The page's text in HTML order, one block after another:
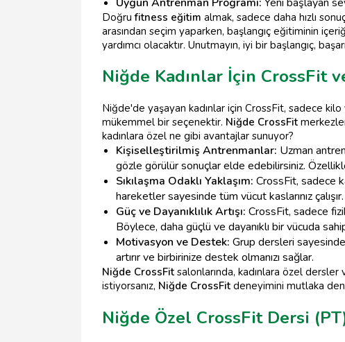
Doğrufitness eğitim almak, sadece daha hızlı
arasından seçim yaparken, başlangıç eğitiminin
yardımcı olacaktır. Unutmayın, iyi bir başlangıç,
Niğde Kadınlar İçin CrossFit
Niğde'de yaşayan kadınlar için CrossFit, sadece kilo
mükemmel bir seçenektir. Niğde CrossFit
kadınlara özel ne gibi avantajlar sunuyor?
Kişiselleştirilmiş Antrenmanlar: Uzman
gözle görülür sonuçlar elde edebilirsiniz.
Sıkılaşma Odaklı Yaklaşım: CrossFit, sadece
hareketler sayesinde tüm vücut kaslarınız çalışır.
Güç ve Dayanıklılık Artışı: CrossFit, sadece
Böylece, daha güçlü ve dayanıklı bir vücuda
Motivasyon ve Destek: Grup dersleri
artırır ve birbirinize destek olmanızı sağlar.
Niğde CrossFit salonlarında, kadınlara özel
istiyorsanız, Niğde CrossFit deneyimini mutlaka
Niğde Özel CrossFit Dersi